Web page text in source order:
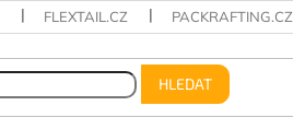
FLEXTAIL.CZ PACKRAFTING.CZ
HLEDAT